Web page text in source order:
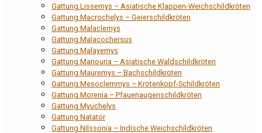
Gattung Lissemys – Asiatische Klappen-Weichschildkröten
Gattung Macrochelys – Geierschildkröten
Gattung Malaclemys
Gattung Malacochersus
Gattung Malayemys
Gattung Manouria – Asiatische Waldschildkröten
Gattung Mauremys – Bachschildkröten
Gattung Mesoclemmys – Krötenkopf-Schildkröten
Gattung Morenia – Pfauenaugenschildkröten
Gattung Myuchelys
Gattung Natator
Gattung Nilssonia – Indische Weichschildkröten